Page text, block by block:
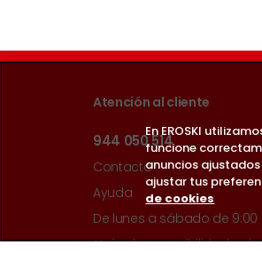
Atención al cliente
944 050 514
Contacto
Ayuda
De lunes a sábado de 9:00
Guía de accesibilidad web
En EROSKI
funcione
anuncios
ajustar tus
de cookies